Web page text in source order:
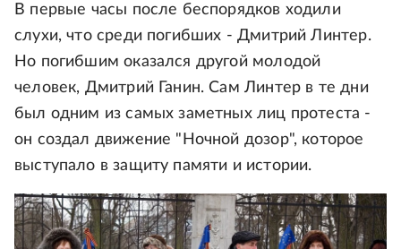
В первые часы после беспорядков ходили
слухи, что среди погибших - Дмитрий Линтер.
Но погибшим оказался другой молодой
человек, Дмитрий Ганин. Сам Линтер в те дни
был одним из самых заметных лиц протеста -
он создал движение "Ночной дозор", которое
выступало в защиту памяти и истории.